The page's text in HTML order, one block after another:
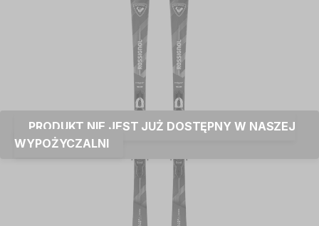
PRODUKT NIE JEST JUŻ DOSTĘPNY W NASZEJ
WYPOŻYCZALNI